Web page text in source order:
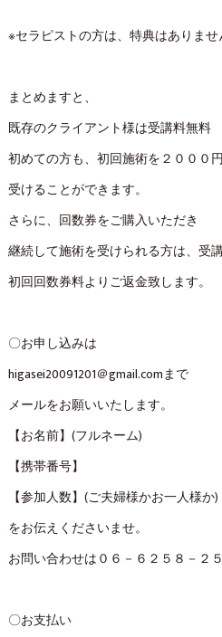
※セラピストの方は、特典はありませ
まとめますと、
既存のクライアント様は受講料無料
初めての方も、初回施術を２０００
受けることができます。
さらに、回数券をご購入いただき
継続して施術を受けられる方は、受
初回回数券料よりご返金致します。
〇お申し込みは
higasei20091201＠gmail.comまで
メールをお願いいたします。
【お名前】(フルネーム)
【携帯番号】
【参加人数】(ご夫婦様かお一人様か)
をお伝えくださいませ。
お問い合わせは０６－６２５８－２
〇お支払い